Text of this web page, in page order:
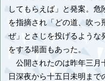
してもらえば」と発案。危
を指摘され「どの道、吹っ
ぜ」とさじを投げるような
をする場面もあった。
公開されたのは昨年三月
日深夜から十五日未明まで